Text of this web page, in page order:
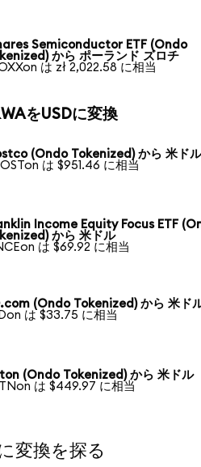
Semiconductor ETF (Ondo
から ポーランド ズロチ
は zł 2,022.58 に相当
をUSDに変換
(Ondo Tokenized) から 米ド
は $951.46 に相当
Income Equity Focus ETF
から 米ドル
は $69.92 に相当
(Ondo Tokenized) から 米ド
は $33.75 に相当
(Ondo Tokenized) から 米ドル
は $449.97 に相当
変換を探る